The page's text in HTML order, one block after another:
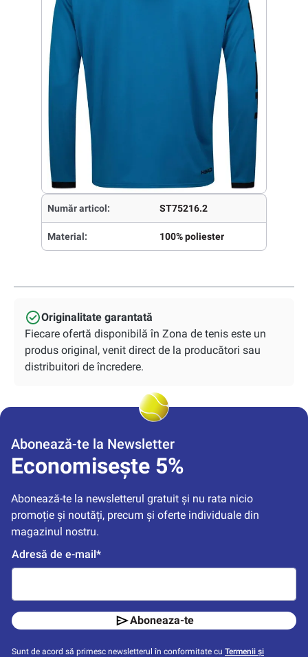
Număr articol: ST75216.2
Material: 100% poliester
Originalitate garantată
Fiecare ofertă disponibilă în Zona de tenis este un
produs original, venit direct de la producători sau
distribuitori de încredere.
Abonează-te la Newsletter
Economisește 5%
Abonează-te la newsletterul gratuit și nu rata nicio
promoție și noutăți, precum și oferte individuale din
magazinul nostru.
Adresă de e-mail*
Aboneaza-te
Sunt de acord să primesc newsletterul în conformitate cu Termenii și